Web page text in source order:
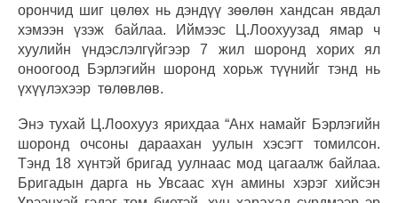
орончид шиг цөлөх нь дэндүү зөөлөн хандсан явдал
хэмээн үзэж байлаа. Иймээс Ц.Лоохуузад ямар ч
хуулийн үндэслэлгүйгээр 7 жил шоронд хорих ял
оноогоод Бэрлэгийн шоронд хорьж түүнийг тэнд нь
үхүүлэхээр төлөвлөв.
Энэ тухай Ц.Лоохууз ярихдаа “Анх намайг Бэрлэгийн
шоронд очсоны дараахан уулын хэсэгт томилсон.
Тэнд 18 хүнтэй бригад уулнаас мод цагаалж байлаа.
Бригадын дарга нь Увсаас хүн амины хэрэг хийсэн